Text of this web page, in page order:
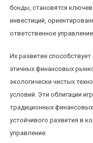
бонды, становятся
инвестиций,
ответственное
Их развитие
этичных финансовых
экологически чистых
условий. Эти облигации
традиционных финансовых
устойчивого развития в
управление.